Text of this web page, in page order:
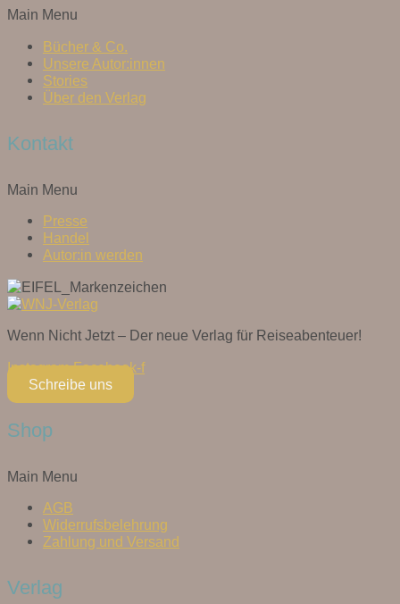
Main Menu
Bücher & Co.
Unsere Autor:innen
Stories
Über den Verlag
Kontakt
Main Menu
Presse
Handel
Autor:in werden
Wenn Nicht Jetzt – Der neue Verlag für Reiseabenteuer!
Instagram Facebook-f
Schreibe uns
Shop
Main Menu
AGB
Widerrufsbelehrung
Zahlung und Versand
Verlag